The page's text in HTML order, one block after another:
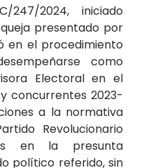
247/2024, iniciado
presentado por
en el procedimiento
como
Electoral en el
concurrentes 2023-
a la normativa
Revolucionario
en la presunta
político referido, sin